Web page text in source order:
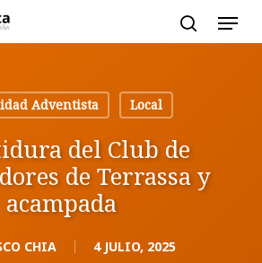
Adventista
Local
del Club de
de Terrassa y
acampada
CHIA 4 JULIO, 2025